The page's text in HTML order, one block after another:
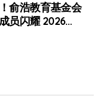
俞浩教育基金会
员闪耀 2026
世界杯